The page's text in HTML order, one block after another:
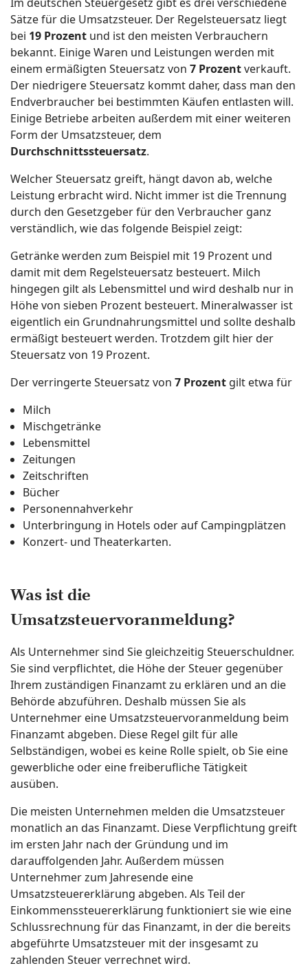
Sätze für die Umsatzsteuer. Der Regelsteuersatz liegt
bei 19 Prozent und ist den meisten Verbrauchern
bekannt. Einige Waren und Leistungen werden mit
einem ermäßigten Steuersatz von 7 Prozentverkauft.
Der niedrigere Steuersatz kommt daher, dass man den
Endverbraucher bei bestimmten Käufen entlasten will.
Einige Betriebe arbeiten außerdem mit einer weiteren
Form der Umsatzsteuer, dem
Durchschnittssteuersatz.
Welcher Steuersatz greift, hängt davon ab, welche
Leistung erbracht wird. Nicht immer ist die Trennung
durch den Gesetzgeber für den Verbraucher ganz
verständlich, wie das folgende Beispiel zeigt:
Getränke werden zum Beispiel mit 19 Prozent und
damit mit dem Regelsteuersatz besteuert. Milch
hingegen gilt als Lebensmittel und wird deshalb nur in
Höhe von sieben Prozent besteuert. Mineralwasser ist
eigentlich ein Grundnahrungsmittel und sollte deshalb
ermäßigt besteuert werden. Trotzdem gilt hier der
Steuersatz von 19 Prozent.
Der verringerte Steuersatz von 7 Prozent gilt etwa für
Milch
Mischgetränke
Lebensmittel
Zeitungen
Zeitschriften
Bücher
Personennahverkehr
Unterbringung in Hotels oder auf Campingplätzen
Konzert- und Theaterkarten.
Was ist die
Umsatzsteuervoranmeldung?
Als Unternehmer sind Sie gleichzeitig Steuerschuldner.
Sie sind verpflichtet, die Höhe der Steuer gegenüber
Ihrem zuständigen Finanzamt zu erklären und an die
Behörde abzuführen. Deshalb müssen Sie als
Unternehmer eine Umsatzsteuervoranmeldung beim
Finanzamt abgeben. Diese Regel gilt für alle
Selbständigen, wobei es keine Rolle spielt, ob Sie eine
gewerbliche oder eine freiberufliche Tätigkeit
ausüben.
Die meisten Unternehmen melden die Umsatzsteuer
monatlich an das Finanzamt. Diese Verpflichtung greift
im ersten Jahr nach der Gründung und im
darauffolgenden Jahr. Außerdem müssen
Unternehmer zum Jahresende eine
Umsatzsteuererklärung abgeben. Als Teil der
Einkommenssteuererklärung funktioniert sie wie eine
Schlussrechnung für das Finanzamt, in der die bereits
abgeführte Umsatzsteuer mit der insgesamt zu
zahlenden Steuer verrechnet wird.